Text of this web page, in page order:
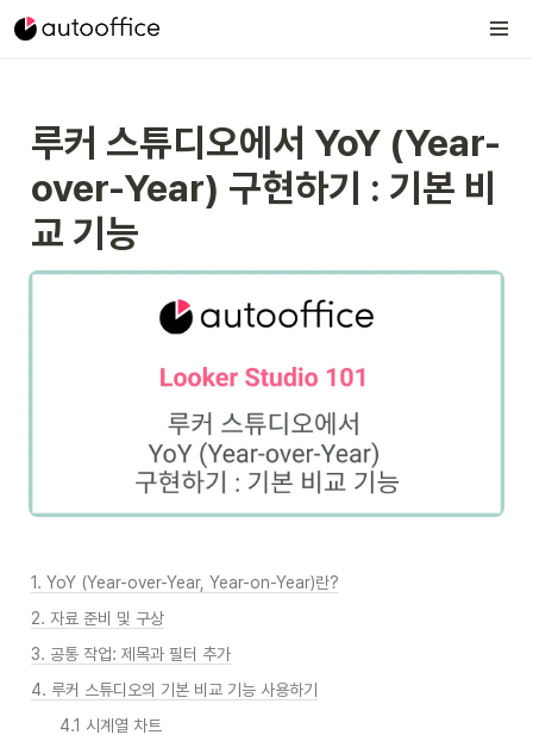
루커 스튜디오에서 YoY (Year-
over-Year) 구현하기 : 기본 비
교 기능
1. YoY (Year-over-Year, Year-on-Year)란?
2. 자료 준비 및 구상
3. 공통 작업: 제목과 필터 추가
4. 루커 스튜디오의 기본 비교 기능 사용하기
4.1 시계열 차트